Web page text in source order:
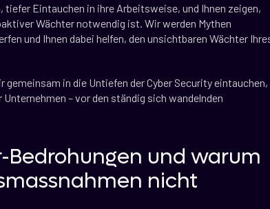
Eintauchen in ihre Arbeitsweise, und Ihnen zeigen,
Wächter notwendig ist. Wir werden Mythen
und Ihnen dabei helfen, den unsichtbaren Wächter
in die Untiefen der Cyber Security eintauchen,
– vor den ständig sich wandelnden
Bedrohungen und warum
nicht